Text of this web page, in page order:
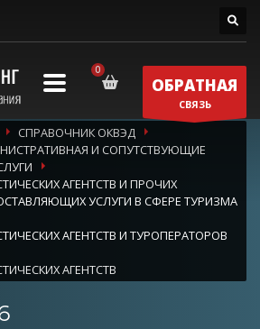
ОБРАТНАЯ
СВЯЗЬ
СПРАВОЧНИК ОКВЭД
И СОПУТСТВУЮЩИЕ
АГЕНТСТВ И ПРОЧИХ
УСЛУГИ В СФЕРЕ ТУРИЗМА
АГЕНТСТВ И ТУРОПЕРАТОРОВ
АГЕНТСТВ